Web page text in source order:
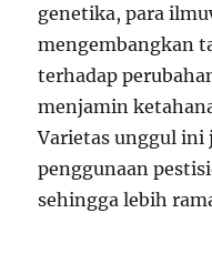
genetika, para
mengembangkan
terhadap
menjamin
Varietas unggul ini
penggunaan
sehingga lebih